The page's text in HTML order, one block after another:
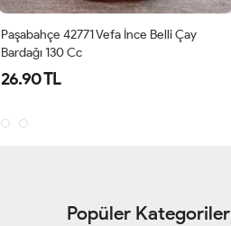
Paşabahçe 42771 Vefa İnce Belli Çay
Bardağı 130 Cc
26.90 TL
Popüler Kategoriler